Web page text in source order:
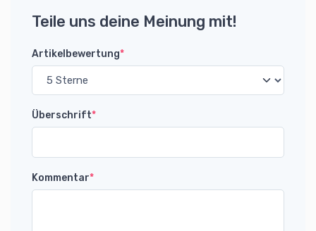
Teile uns deine Meinung mit!
Artikelbewertung*
Überschrift*
Kommentar*